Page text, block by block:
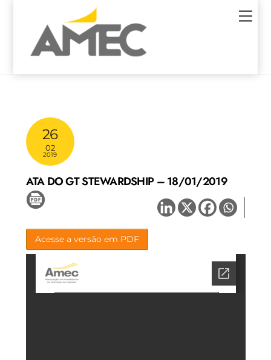
26
02
2019
ATA DO GT STEWARDSHIP – 18/01/2019
Acesse a versão em PDF